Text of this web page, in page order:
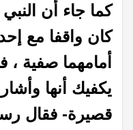
كما جاء أن
كان واقفا مع
أمامهما صفية ،
يكفيك أنها
قصيرة- فقال